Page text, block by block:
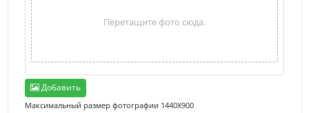
Перетащите фото сюда.
Добавить
Максимальный размер фотографии 1440X900